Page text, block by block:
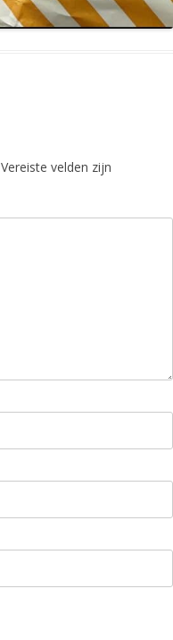
Vereiste velden zijn